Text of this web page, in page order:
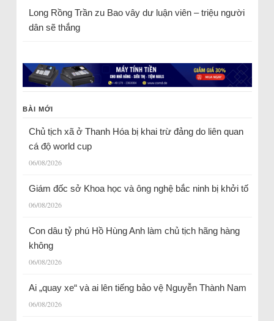
Long Rồng Trầnzu Bao vây dư luận viên – triệu người
dân sẽ thắng
BÀI MỚI
Chủ tịch xã ở Thanh Hóa bị khai trừ đảng do liên quan
cá độ world cup
06/08/2026
Giám đốc sở Khoa học và ông nghệ bắc ninh bị khởi tố
06/08/2026
Con dâu tỷ phú Hồ Hùng Anh làm chủ tịch hãng hàng
không
06/08/2026
Ai „quay xe“ và ai lên tiếng bảo vệ Nguyễn Thành Nam
06/08/2026